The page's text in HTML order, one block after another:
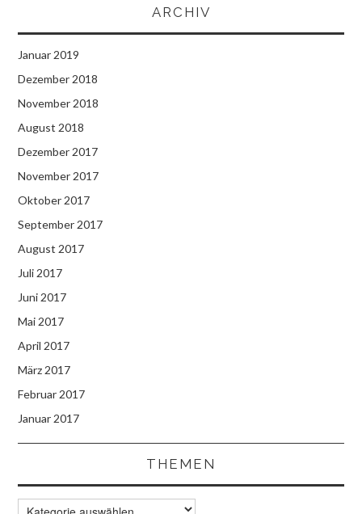
ARCHIV
Januar 2019
Dezember 2018
November 2018
August 2018
Dezember 2017
November 2017
Oktober 2017
September 2017
August 2017
Juli 2017
Juni 2017
Mai 2017
April 2017
März 2017
Februar 2017
Januar 2017
THEMEN
Themen